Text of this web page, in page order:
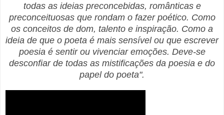
todas as ideias preconcebidas, românticas e
preconceituosas que rondam o fazer poético. Como
os conceitos de dom, talento e inspiração. Como a
ideia de que o poeta é mais sensível ou que escrever
poesia é sentir ou vivenciar emoções. Deve-se
desconfiar de todas as mistificações da poesia e do
papel do poeta".